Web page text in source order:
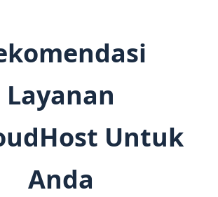
Layanan
Untuk
Anda